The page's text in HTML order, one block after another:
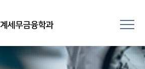
세무금융학과